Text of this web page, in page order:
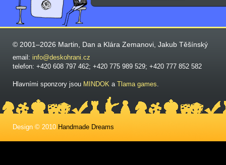
© 2001–2026 Martin, Dan a Klára Zemanovi, Jakub Těšínský
email: info@deskohrani.cz
telefon: +420 608 797 462; +420 775 989 529; +420 777 852 582
Hlavními sponzory jsou MINDOK a Tlama games.
Design © 2010 Handmade Dreams